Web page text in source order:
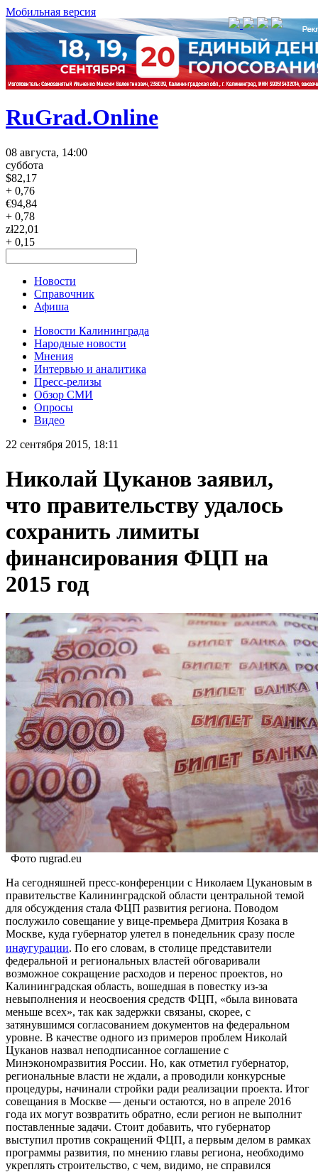
Мобильная версия
RuGrad.Online
08 августа, 14:00
суббота
$82,17
+ 0,76
€94,84
+ 0,78
zł22,01
+ 0,15
Новости
Справочник
Афиша
Новости Калининграда
Народные новости
Мнения
Интервью и аналитика
Пресс-релизы
Обзор СМИ
Опросы
Видео
22 сентября 2015, 18:11
Николай Цуканов заявил,
что правительству удалось
сохранить лимиты
финансирования ФЦП на
2015 год
Фото rugrad.eu
На сегодняшней пресс-конференции с Николаем Цукановым в
правительстве Калининградской области центральной темой
для обсуждения стала ФЦП развития региона. Поводом
послужило совещание у вице-премьера Дмитрия Козака в
Москве, куда губернатор улетел в понедельник сразу после
инаугурации. По его словам, в столице представители
федеральной и региональных властей обговаривали
возможное сокращение расходов и перенос проектов, но
Калининградская область, вошедшая в повестку из-за
невыполнения и неосвоения средств ФЦП, «была виновата
меньше всех», так как задержки связаны, скорее, с
затянувшимся согласованием документов на федеральном
уровне. В качестве одного из примеров проблем Николай
Цуканов назвал неподписанное соглашение с
Минэкономразвития России. Но, как отметил губернатор,
региональные власти не ждали, а проводили конкурсные
процедуры, начинали стройки ради реализации проекта. Итог
совещания в Москве — деньги остаются, но в апреле 2016
года их могут возвратить обратно, если регион не выполнит
поставленные задачи. Стоит добавить, что губернатор
выступил против сокращений ФЦП, а первым делом в рамках
программы развития, по мнению главы региона, необходимо
укреплять строительство, с чем, видимо, не справился